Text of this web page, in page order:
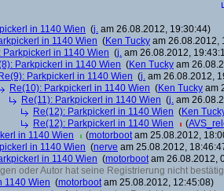
in 1140 Wien (j. am 26.08.2012, 19:30:44)
in 1140 Wien (Ken Tucky am 26.08.2012,
Parkpickerl in 1140 Wien (j. am 26.08.2012,
Parkpickerl in 1140 Wien (Ken Tucky am
Re(9): Parkpickerl in 1140 Wien (j. am 26.08.2012,
Re(10): Parkpickerl in 1140 Wien (Ken Tucky am
Re(11): Parkpickerl in 1140 Wien (j. am
Re(12): Parkpickerl in 1140 Wien (Ken
Re(12): Parkpickerl in 1140 Wien
(
in 1140 Wien
(motorbootam 25.08.2012,
in 1140 Wien (nerve am 25.08.2012,
in 1140 Wien (motorbootam 26.08.2012,
oder Autor hat seine Registrierung nicht
1140 Wien (motorbootam 25.08.2012, 12:45:08)